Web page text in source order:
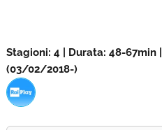
Stagioni: 4 | Durata: 48-67min
(03/02/2018-)